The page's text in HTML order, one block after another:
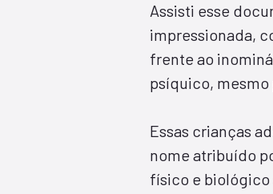
Assisti esse
impressionada,
frente ao
psíquico, mesmo
Essas crianças
nome atribuído
físico e biológico